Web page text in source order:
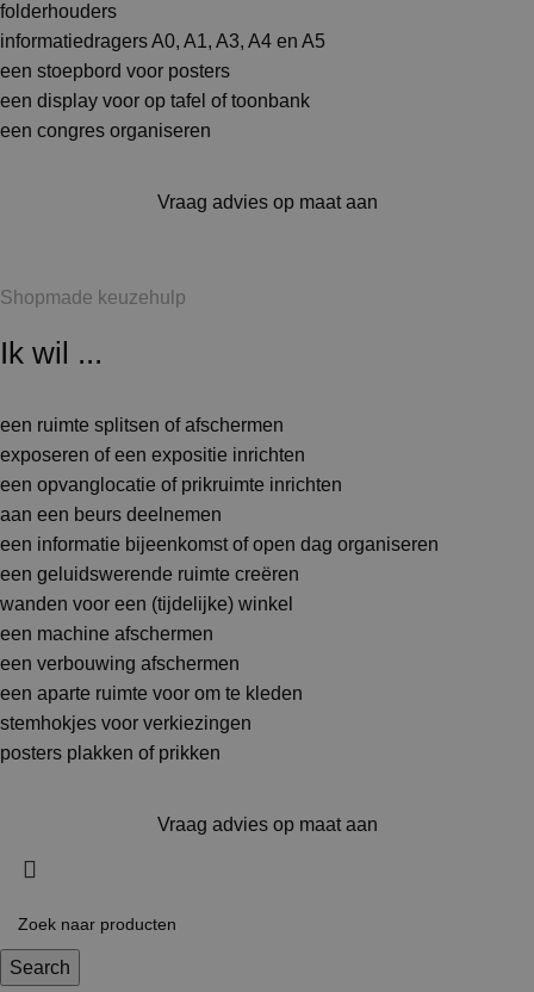
folderhouders
informatiedragers A0, A1, A3, A4 en A5
een stoepbord voor posters
een display voor op tafel of toonbank
een congres organiseren
Vraag advies op maat aan
Shopmade keuzehulp
Ik wil ...
een ruimte splitsen of afschermen
exposeren of een expositie inrichten
een opvanglocatie of prikruimte inrichten
aan een beurs deelnemen
een informatie bijeenkomst of open dag organiseren
een geluidswerende ruimte creëren
wanden voor een (tijdelijke) winkel
een machine afschermen
een verbouwing afschermen
een aparte ruimte voor om te kleden
stemhokjes voor verkiezingen
posters plakken of prikken
Vraag advies op maat aan
Search